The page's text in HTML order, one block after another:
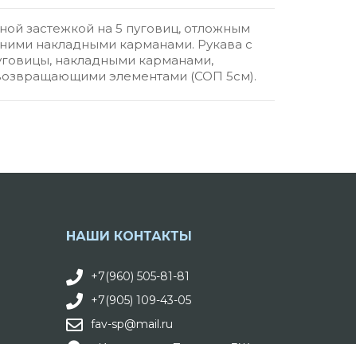
застежкой на 5 пуговиц, отложным
накладными карманами. Рукава с
накладными карманами,
элементами (СОП 5см).
НАШИ КОНТАКТЫ
+7(960) 505-81-81
+7(905) 109-43-05
fav-sp@mail.ru